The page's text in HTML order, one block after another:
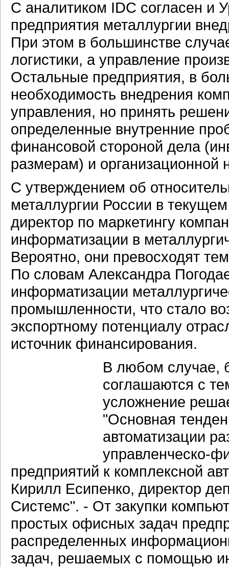
С аналитиком IDC согласен
предприятия металлургии
При этом в большинстве
логистики, а управление
Остальные предприятия, в
необходимость внедрения
управления, но принять
определенные внутренние
финансовой стороной дела
размерам) и организационной
С утверждением об
металлургии России в
директор по маркетингу
информатизации в
Вероятно, они превосходят
По словам Александра
информатизации
промышленности, что стало
экспортному потенциалу
источник финансирования.
В любом случае,
соглашаются с
усложнение
"Основная
автоматизации
управленческо-
предприятий к комплексной
Кирилл Есипенко, директор
Системс". - От закупки
простых офисных задач
распределенных
задач, решаемых с помощью